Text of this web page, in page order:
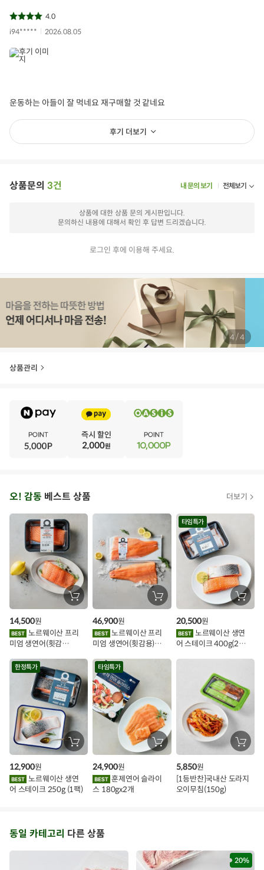
닭가슴살비엔나 비엔나소시지 치즈소시지
고단백
저당식품
아이들식단 지중해식단 오아시스반찬
(자세히보기)
4.0
i94*****
2026.08.05
운동하는 아들이 잘 먹네요 재구매할 것 같네요
후기 더보기
상품문의 3건 내 문의 보기 전체보기
상품에 대한 상품 문의 게시판입니다.
문의하신 내용에 대해서 확인 후 답변 드리겠습니다.
로그인 후에 이용해 주세요.
4/4
상품관리
아
시
인
이
트
오! 감동 베스트 상품 더보기
장
바
에
담
노르웨이산 프리
미엄 생연어(횟감
14,500원
장
바
에
담
기
노르웨이산 프리
미엄 생연어(횟감용)
46,900원
타임특가
장
바
에
담
기
어 스테이크 400g(2조
20,500원
한정특가
장
바
에
담
기
노르웨이산 생연
어 스테이크 250g (1팩)
12,900원
타임특가
장
바
에
담
훈제연어 슬라이
스 180gx2개
24,900원
장
바
에
담
[1등반찬]국내산 도라지
오이무침(150g)
5,850원
동일 카테고리 다른 상품
20%